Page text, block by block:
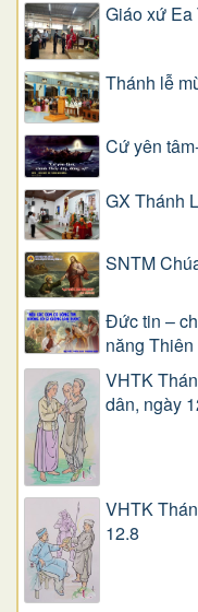
Giáo xứ Ea
Thánh lễ
Cứ yên
GX Thánh
SNTM
Đức tin –
năng
VHTK
dân, ngày
VHTK
12.8